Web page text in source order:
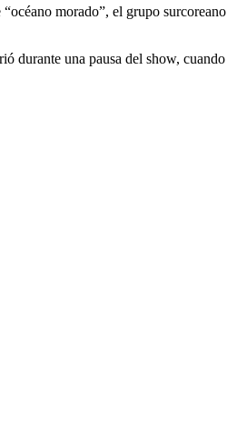
morado”, el grupo
durante una pausa del show,